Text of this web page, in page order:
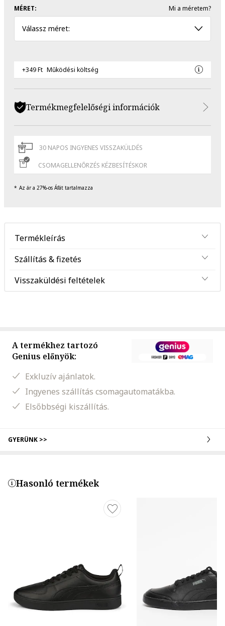
MÉRET: Mi a méretem?
Válassz méret:
+349 Ft Működési költség
Termékmegfelelőségi információk
30 NAPOS INGYENES VISSZAKÜLDÉS
CSOMAGELLENŐRZÉS KÉZBESÍTÉSKOR
Az ár a 27%-os Áfát tartalmazza
Termékleírás
Szállítás & fizetés
Visszaküldési feltételek
A termékhez tartozó
Genius előnyök:
Exkluzív ajánlatok.
Ingyenes szállítás csomagautomatákba.
Elsőbbségi kiszállítás.
GYERÜNK >>
Hasonló termékek